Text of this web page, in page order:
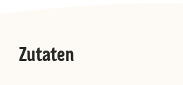
Zutaten